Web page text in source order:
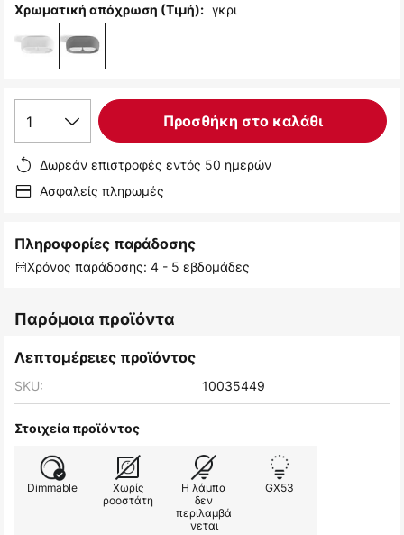
Χρωματική απόχρωση (Τιμή): γκρι
1 Προσθήκη στο καλάθι
Δωρεάν επιστροφές εντός 50 ημερών
Ασφαλείς πληρωμές
Πληροφορίες παράδοσης
Χρόνος παράδοσης: 4 - 5 εβδομάδες
Παρόμοια προϊόντα
Λεπτομέρειες προϊόντος
SKU: 10035449
Στοιχεία προϊόντος
Dimmable
Χωρίς
ροοστάτη
Η λάμπα
δεν
περιλαμβά
νεται
GX53